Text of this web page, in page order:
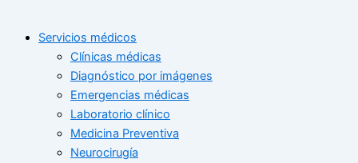
Servicios médicos
Clínicas médicas
Diagnóstico por imágenes
Emergencias médicas
Laboratorio clínico
Medicina Preventiva
Neurocirugía